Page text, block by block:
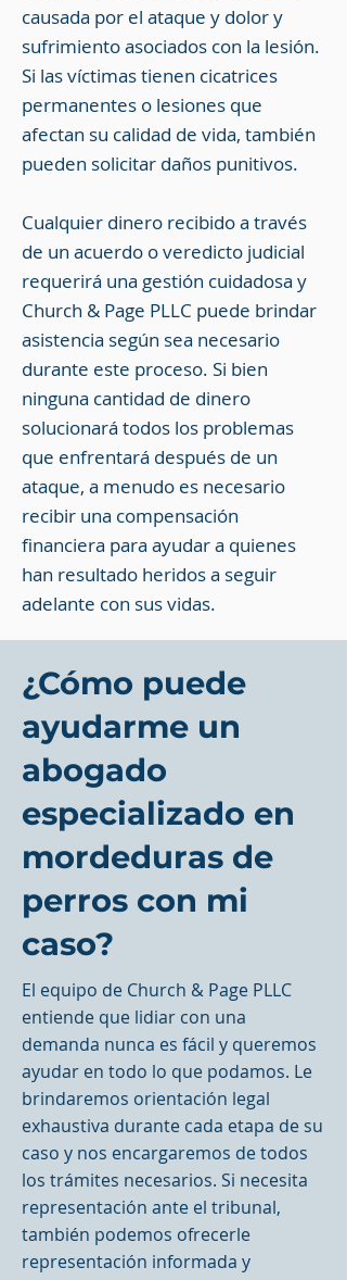
causada por el ataque y dolor y
sufrimiento asociados con la lesión.
Si las víctimas tienen cicatrices
permanentes o lesiones que
afectan su calidad de vida, también
pueden solicitar daños punitivos.
Cualquier dinero recibido a través
de un acuerdo o veredicto judicial
requerirá una gestión cuidadosa y
Church & Page PLLC puede brindar
asistencia según sea necesario
durante este proceso. Si bien
ninguna cantidad de dinero
solucionará todos los problemas
que enfrentará después de un
ataque, a menudo es necesario
recibir una compensación
financiera para ayudar a quienes
han resultado heridos a seguir
adelante con sus vidas.
¿Cómo puede
ayudarme un
abogado
especializado en
mordeduras de
perros con mi
caso?
El equipo de Church & Page PLLC
entiende que lidiar con una
demanda nunca es fácil y queremos
ayudar en todo lo que podamos. Le
brindaremos orientación legal
exhaustiva durante cada etapa de su
caso y nos encargaremos de todos
los trámites necesarios. Si necesita
representación ante el tribunal,
también podemos ofrecerle
representación informada y